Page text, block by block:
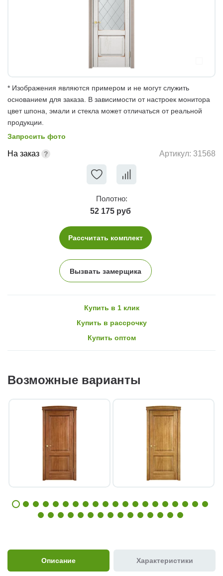
* Изображения являются примером и не могут служить
основанием для заказа. В зависимости от настроек монитора
цвет шпона, эмали и стекла может отличаться от реальной
продукции.
Запросить фото
На заказ Артикул: 31568
Полотно:
52 175 руб
Рассчитать комплект
Вызвать замерщика
Купить в 1 клик
Купить в рассрочку
Купить оптом
Возможные варианты
Описание Характеристики